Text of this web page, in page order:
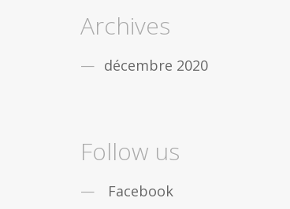
Archives
décembre 2020
Follow us
Facebook